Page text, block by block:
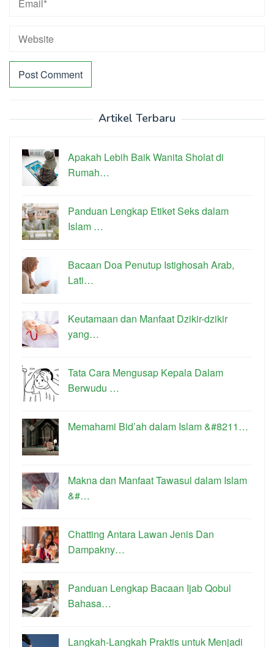
Artikel Terbaru
Apakah Lebih Baik Wanita Sholat di
Rumah…
Panduan Lengkap Etiket Seks dalam
Islam …
Bacaan Doa Penutup Istighosah Arab,
Lati…
Keutamaan dan Manfaat Dzikir-dzikir
yang…
Tata Cara Mengusap Kepala Dalam
Berwudu …
Memahami Bid’ah dalam Islam &#8211…
Makna dan Manfaat Tawasul dalam Islam
&#…
Chatting Antara Lawan Jenis Dan
Dampakny…
Panduan Lengkap Bacaan Ijab Qobul
Bahasa…
Langkah-Langkah Praktis untuk Menjadi